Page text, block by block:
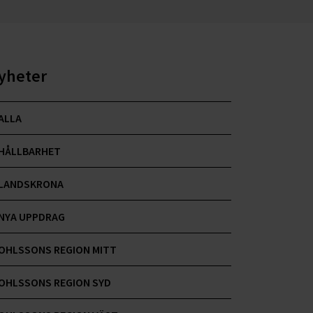
UPPDRAG
REGION MITT
REGION SYD